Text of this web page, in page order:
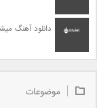
دانلود آهنگ
موضوعات